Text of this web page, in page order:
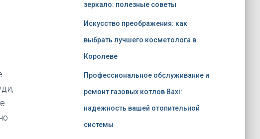
зеркало: полезные советы
Искусство преображения: как
выбрать лучшего косметолога в
Королеве
Профессиональное обслуживание и
ремонт газовых котлов Baxi:
надежность вашей отопительной
системы